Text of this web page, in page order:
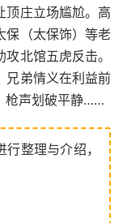
顶庄立场尴尬。高
保（太保饰）等老
北馆五虎反击。
兄弟情义在利益前
枪声划破平静……
整理与介绍，